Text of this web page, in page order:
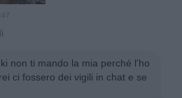
non ti mando la mia perché l'ho
ci fossero dei vigili in chat e se